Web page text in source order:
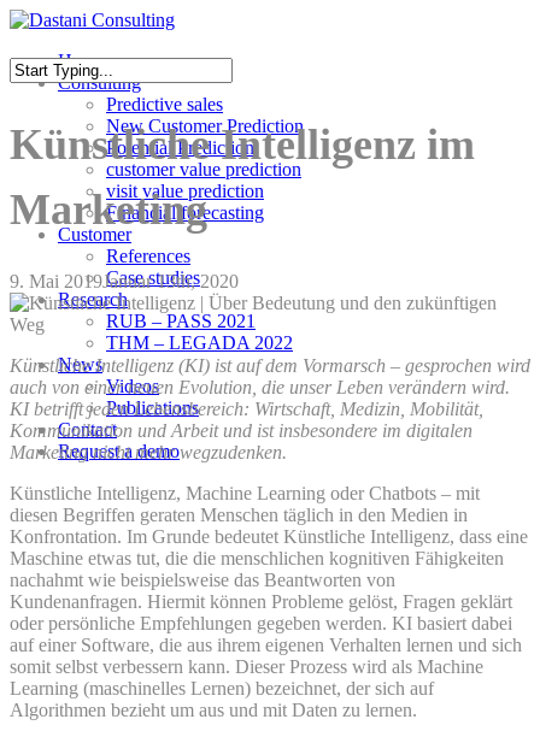
Skip
main
content
Menu Home
Consulting
Predictive sales
New Customer Prediction
Potential Prediction
customer value prediction
visit value prediction
Financial forecasting
Customer
References
Case studies
Research
RUB – PASS 2021
THM – LEGADA 2022
News
Videos
Publications
Contact
Request a demo
Close
Künstliche Intelligenz im
Marketing
9. Mai 2019Januar 13th, 2020
Künstliche Intelligenz (KI) ist auf dem Vormarsch – gesprochen wird
auch von einer neuen Evolution, die unser Leben verändern wird.
KI betrifft jeden Lebensbereich: Wirtschaft, Medizin, Mobilität,
Kommunikation und Arbeit und ist insbesondere im digitalen
Marketing nicht mehr wegzudenken.
Künstliche Intelligenz, Machine Learning oder Chatbots – mit
diesen Begriffen geraten Menschen täglich in den Medien in
Konfrontation. Im Grunde bedeutet Künstliche Intelligenz, dass eine
Maschine etwas tut, die die menschlichen kognitiven Fähigkeiten
nachahmt wie beispielsweise das Beantworten von
Kundenanfragen. Hiermit können Probleme gelöst, Fragen geklärt
oder persönliche Empfehlungen gegeben werden. KI basiert dabei
auf einer Software, die aus ihrem eigenen Verhalten lernen und sich
somit selbst verbessern kann. Dieser Prozess wird als Machine
Learning (maschinelles Lernen) bezeichnet, der sich auf
Algorithmen bezieht um aus und mit Daten zu lernen.